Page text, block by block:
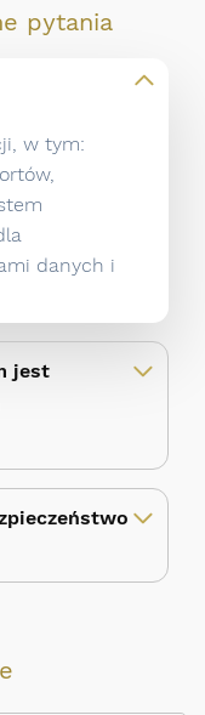
pytania
w tym:
danych i
jest